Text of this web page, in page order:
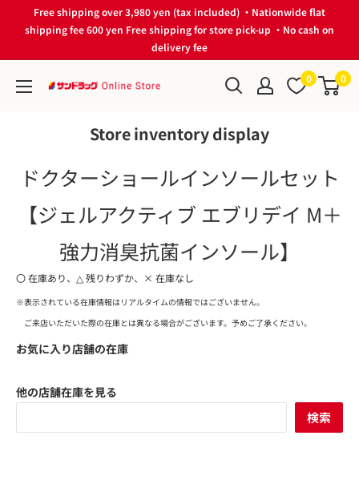
Free shipping over 3,980 yen (tax included) ・Nationwide flat
shipping fee 600 yen Free shipping for store pick-up ・No cash on
delivery fee
サ
ッ
Online
0 0
Store inventory display
ドクターショールインソールセット
【ジェルアクティブ エブリデイ M＋
強力消臭抗菌インソール】
〇 在庫あり、△ 残りわずか、× 在庫なし
※表示されている在庫情報はリアルタイムの情報ではございません。
ご来店いただいた際の在庫とは異なる場合がございます。予めご了承ください。
お気に入り店舗の在庫
他の店舗在庫を見る
検索